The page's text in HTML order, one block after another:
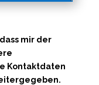
mir der
Kontaktdaten